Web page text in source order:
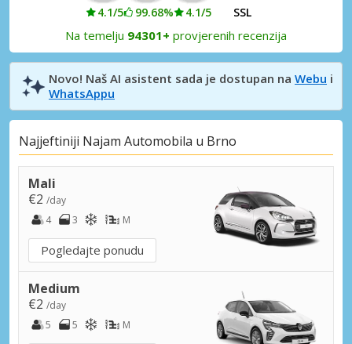
4.1/5 99.68% 4.1/5 SSL
Na temelju 94301+ provjerenih recenzija
Novo! Naš AI asistent sada je dostupan na Webu i
WhatsAppu
Najjeftiniji Najam Automobila u Brno
Mali
€2 /day
4
3 M
Pogledajte ponudu
Medium
€2 /day
5
5 M